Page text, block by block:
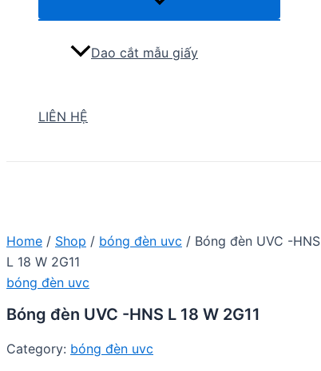
Dao cắt mẫu giấy
LIÊN HỆ
Home / Shop / bóng đèn uvc / Bóng đèn UVC -HNS
L 18 W 2G11
bóng đèn uvc
Bóng đèn UVC -HNS L 18 W 2G11
Category: bóng đèn uvc